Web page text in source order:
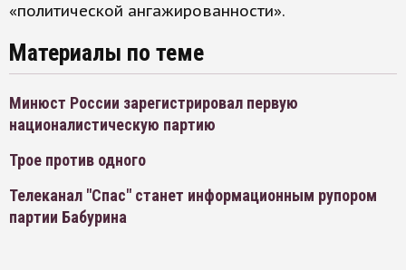
«политической ангажированности».
Материалы по теме
Минюст России зарегистрировал первую
националистическую партию
Трое против одного
Телеканал "Спас" станет информационным рупором
партии Бабурина